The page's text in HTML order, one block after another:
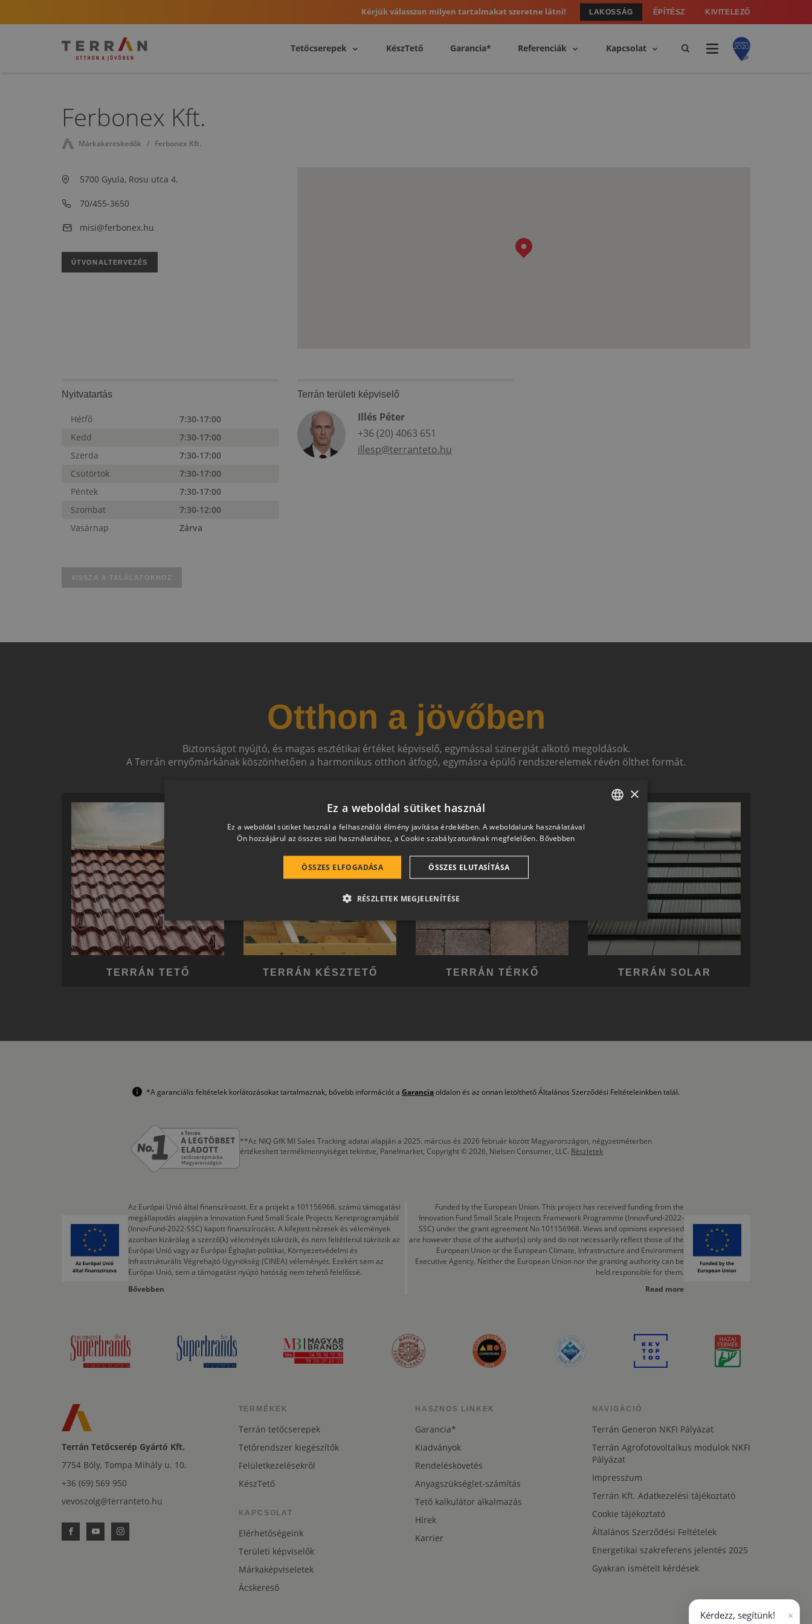
Kérjük válasszon milyen tartalmakat szeretne látni! LAKOSSÁG ÉPÍTÉSZ KIVITELEZŐ
Tetőcserepek KészTető Garancia* Referenciák Kapcsolat
Ferbonex Kft.
Márkakereskedők Ferbonex Kft.
5700 Gyula, Rosu utca 4.
70/455-3650
misi@ferbonex.hu
ÚTVONALTERVEZÉS
Nyitvatartás
Hétfő
7:30-17:00
Kedd
7:30-17:00
Szerda
7:30-17:00
Csütörtök
7:30-17:00
Péntek
7:30-17:00
Szombat
7:30-12:00
Vasárnap
Zárva
Terrán területi képviselő
Illés Péter
+36 (20) 4063 651
illesp@terranteto.hu
VISSZA A TALÁLATOKHOZ
Otthon a jövőben
Biztonságot nyújtó, és magas esztétikai értéket képviselő, egymással szinergiát alkotó megoldások.
A Terrán ernyőmárkának köszönhetően a harmonikus otthon átfogó, egymásra épülő rendszerelemek révén ölthet formát.
TERRÁN TETŐ TERRÁN KÉSZTETŐ TERRÁN TÉRKŐ TERRÁN SOLAR
*A garanciális feltételek korlátozásokat tartalmaznak, bővebb információt a Garanciaoldalon és az onnan letölthető Általános Szerződési Feltételeinkben talál.
**Az NIQ GfK MI Sales Tracking adatai alapján a 2025. március és 2026 február között Magyarországon, négyzetméterben
értékesített termékmennyiséget tekintve, Panelmarket, Copyright © 2026, Nielsen Consumer, LLC. Részletek
Az Európai Unió által finanszírozott. Ez a projekt a 101156968. számú támogatási
megállapodás alapján a Innovation Fund Small Scale Projects Keretprogramjából
(InnovFund-2022-SSC) kapott finanszírozást. A kifejtett nézetek és vélemények
azonban kizárólag a szerző(k) véleményét tükrözik, és nem feltétlenül tükrözik az
Európai Unió vagy az Európai Éghajlat-politikai, Környezetvédelmi és
Infrastrukturális Végrehajtó Ügynökség (CINEA) véleményét. Ezekért sem az
Európai Unió, sem a támogatást nyújtó hatóság nem tehető felelőssé.
Bővebben
Funded by the European Union. This project has received funding from the
Innovation Fund Small Scale Projects Framework Programme (InnovFund-2022-
SSC) under the grant agreement No 101156968. Views and opinions expressed
are however those of the author(s) only and do not necessarily reflect those of the
European Union or the European Climate, Infrastructure and Environment
Executive Agency. Neither the European Union nor the granting authority can be
held responsible for them.
Read more
Terrán Tetőcserép Gyártó Kft.
7754 Bóly, Tompa Mihály u. 10.
+36 (69) 569 950
vevoszolg@terranteto.hu
TERMÉKEK
Terrán tetőcserepek
Tetőrendszer kiegészítők
Felületkezelésekről
KészTető
KAPCSOLAT
Elérhetőségeink
Területi képviselők
Márkaképviseletek
Ácskereső
HASZNOS LINKEK
Garancia*
Kiadványok
Rendeléskövetés
Anyagszükséglet-számítás
Tető kalkulátor alkalmazás
Hírek
Karrier
NAVIGÁCIÓ
Terrán Generon NKFI Pályázat
Terrán Agrofotovoltaikus modulok NKFI
Pályázat
Impresszum
Terrán Kft. Adatkezelési tájékoztató
Cookie tájékoztató
Általános Szerződési Feltételek
Energetikai szakreferens jelentés 2025
Gyakran ismételt kérdések
Kérdezz, segítünk! ×
CROATIAN
×
Ez a weboldal sütiket használ
Ez a weboldal sütiket használ a felhasználói élmény javítása érdekében. A weboldalunk használatával
Ön hozzájárul az összes süti használatához, a Cookie szabályzatunknak megfelelően. Bővebben
ÖSSZES ELFOGADÁSA ÖSSZES ELUTASÍTÁSA
RÉSZLETEK MEGJELENÍTÉSE